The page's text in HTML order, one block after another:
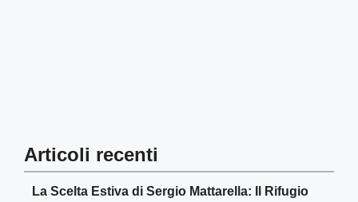
Articoli recenti
La Scelta Estiva di Sergio Mattarella: Il Rifugio